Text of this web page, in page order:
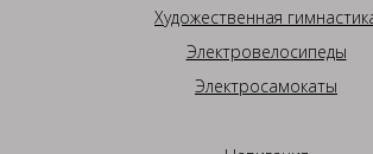
Художественная
Электровелосипеды
Электросамокаты